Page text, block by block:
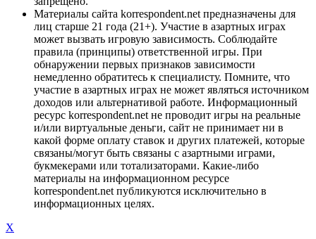
Материалы сайта korrespondent.net предназначены для
лиц старше 21 года (21+). Участие в азартных играх
может вызвать игровую зависимость. Соблюдайте
правила (принципы) ответственной игры. При
обнаружении первых признаков зависимости
немедленно обратитесь к специалисту. Помните, что
участие в азартных играх не может являться источником
доходов или альтернативой работе. Информационный
ресурс korrespondent.net не проводит игры на реальные
и/или виртуальные деньги, сайт не принимает ни в
какой форме оплату ставок и других платежей, которые
связаны/могут быть связаны с азартными играми,
букмекерами или тотализаторами. Какие-либо
материалы на информационном ресурсе
korrespondent.net публикуются исключительно в
информационных целях.
X